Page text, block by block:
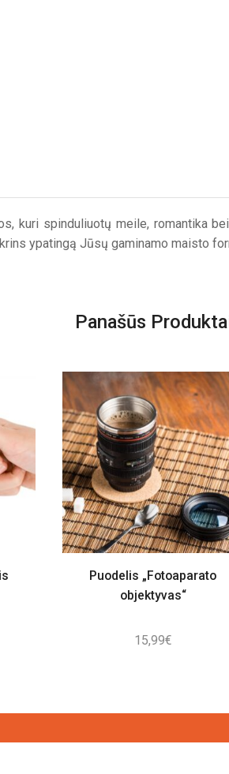
kuri spinduliuotų meile, romantika
ypatingą Jūsų gaminamo maisto
Panašūs
Puodelis „Fotoaparato
objektyvas“
15,99€